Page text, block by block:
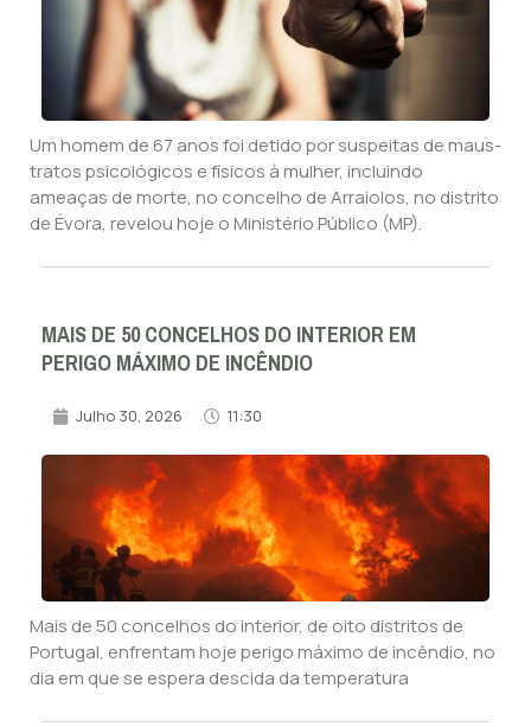
Um homem de 67 anos foi detido por suspeitas de maus-
tratos psicológicos e físicos à mulher, incluindo
ameaças de morte, no concelho de Arraiolos, no distrito
de Évora, revelou hoje o Ministério Público (MP).
MAIS DE 50 CONCELHOS DO INTERIOR EM
PERIGO MÁXIMO DE INCÊNDIO
Julho 30, 2026 11:30
Mais de 50 concelhos do interior, de oito distritos de
Portugal, enfrentam hoje perigo máximo de incêndio, no
dia em que se espera descida da temperatura